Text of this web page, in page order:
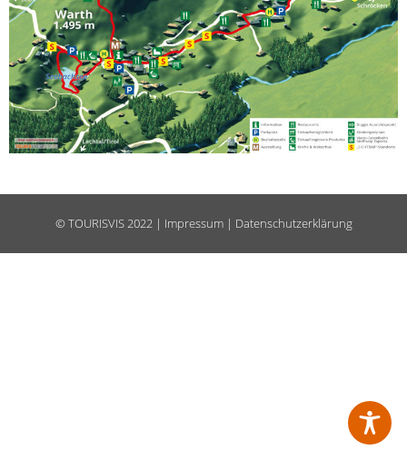
©TOURISVIS2022 | Impressum| Datenschutzerklärung